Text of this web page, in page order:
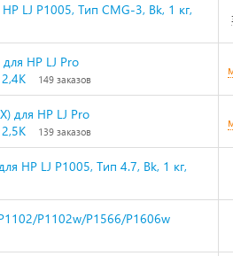
LJ P1005, Тип CMG-3, Bk, 1 кг,
HP LJ Pro
149 заказов
для HP LJ Pro
139 заказов
HP LJ P1005, Тип 4.7, Bk, 1 кг,
P1102w/P1566/P1606w